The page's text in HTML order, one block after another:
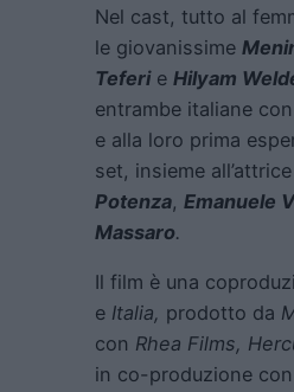
Nel cast, tutto al
le giovanissime
Teferie Hilyam
entrambe italiane
e alla loro prima
set, insieme all’attrice
Potenza, Emanuele
Massaro.
Il film è una
e Italia, prodotto da
con Rhea Films,
in co-produzione con